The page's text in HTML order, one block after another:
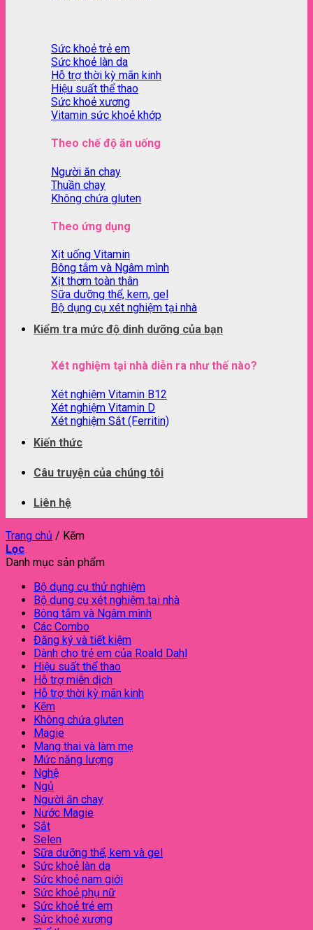
Sức khoẻ trẻ em
Sức khoẻ làn da
Hỗ trợ thời kỳ mãn kinh
Hiệu suất thể thao
Sức khoẻ xương
Vitamin sức khoẻ khớp
Theo chế độ ăn uống
Người ăn chay
Thuần chay
Không chứa gluten
Theo ứng dụng
Xịt uống Vitamin
Bông tắm và Ngâm mình
Xịt thơm toàn thân
Sữa dưỡng thể, kem, gel
Bộ dụng cụ xét nghiệm tại nhà
Kiểm tra mức độ dinh dưỡng của bạn
Xét nghiệm tại nhà diễn ra như thế nào?
Xét nghiệm Vitamin B12
Xét nghiệm Vitamin D
Xét nghiệm Sắt (Ferritin)
Kiến thức
Câu truyện của chúng tôi
Liên hệ
Trang chủ / Kẽm
Lọc
Danh mục sản phẩm
Bộ dụng cụ thử nghiệm
Bộ dụng cụ xét nghiệm tại nhà
Bông tắm và Ngâm mình
Các Combo
Đăng ký và tiết kiệm
Dành cho trẻ em của Roald Dahl
Hiệu suất thể thao
Hỗ trợ miễn dịch
Hỗ trợ thời kỳ mãn kinh
Kẽm
Không chứa gluten
Magie
Mang thai và làm mẹ
Mức năng lượng
Nghệ
Ngủ
Người ăn chay
Nước Magie
Sắt
Selen
Sữa dưỡng thể, kem và gel
Sức khoẻ làn da
Sức khoẻ nam giới
Sức khoẻ phụ nữ
Sức khoẻ trẻ em
Sức khoẻ xương